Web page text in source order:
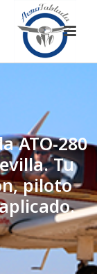
ATO-280
Tu
piloto